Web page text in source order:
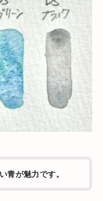
青が魅力です。